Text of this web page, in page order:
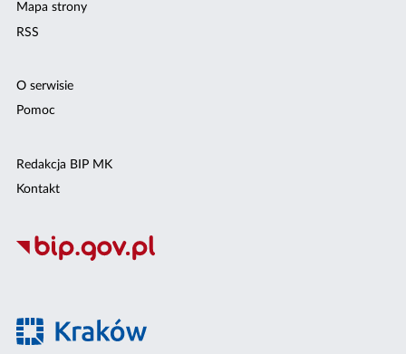
Mapa strony
RSS
O serwisie
Pomoc
Redakcja BIP MK
Kontakt